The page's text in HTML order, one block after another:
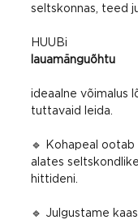
seltskonnas, teed
HUUBi
lauamänguõhtu
ideaalne võimalus
tuttavaid leida.
🔹 Kohapeal ootab
alates
hittideni.
🔹 Julgustame